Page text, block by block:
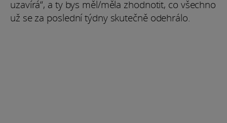
uzavírá“, a ty bys měl/měla zhodnotit, co všechno
už se za poslední týdny skutečně odehrálo.